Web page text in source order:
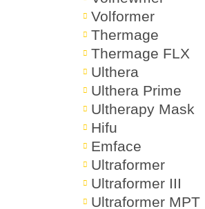
Volformer
Thermage
Thermage FLX
Ulthera
Ulthera Prime
Ultherapy Mask
Hifu
Emface
Ultraformer
Ultraformer III
Ultraformer MPT
Ulthera Prime VS
เหมาะกับใคร
Ulthera Prime VS
บริเวณไหนได้
Ulthera Prime VS
Ulthera Prime VS
นานกี่เดือน